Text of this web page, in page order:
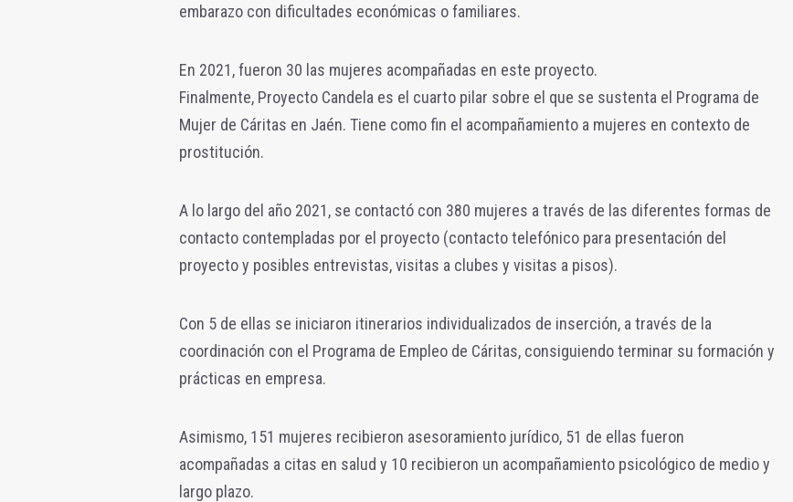
embarazo con dificultades económicas o familiares.
En 2021, fueron 30 las mujeres acompañadas en este proyecto.
Finalmente, Proyecto Candela es el cuarto pilar sobre el que se sustenta el Programa de
Mujer de Cáritas en Jaén. Tiene como fin el acompañamiento a mujeres en contexto de
prostitución.
A lo largo del año 2021, se contactó con 380 mujeres a través de las diferentes formas de
contacto contempladas por el proyecto (contacto telefónico para presentación del
proyecto y posibles entrevistas, visitas a clubes y visitas a pisos).
Con 5 de ellas se iniciaron itinerarios individualizados de inserción, a través de la
coordinación con el Programa de Empleo de Cáritas, consiguiendo terminar su formación y
prácticas en empresa.
Asimismo, 151 mujeres recibieron asesoramiento jurídico, 51 de ellas fueron
acompañadas a citas en salud y 10 recibieron un acompañamiento psicológico de medio y
largo plazo.